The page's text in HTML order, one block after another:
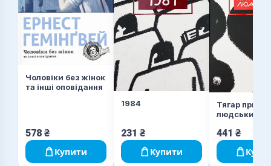
Чоловіки без жінок
та інші оповідання
578 ₴
Купити
1984
231 ₴
Купити
Тягар
людських
441 ₴